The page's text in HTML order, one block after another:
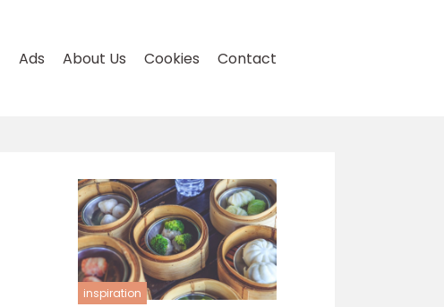
Ads About Us Cookies Contact
inspiration